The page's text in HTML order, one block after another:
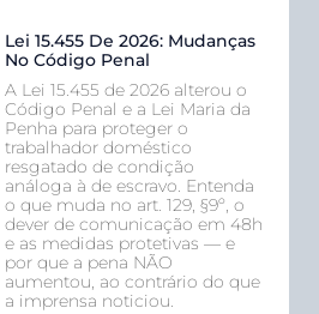
Lei 15.455 De 2026: Mudanças
No Código Penal
A Lei 15.455 de 2026 alterou o
Código Penal e a Lei Maria da
Penha para proteger o
trabalhador doméstico
resgatado de condição
análoga à de escravo. Entenda
o que muda no art. 129, §9º, o
dever de comunicação em 48h
e as medidas protetivas — e
por que a pena NÃO
aumentou, ao contrário do que
a imprensa noticiou.